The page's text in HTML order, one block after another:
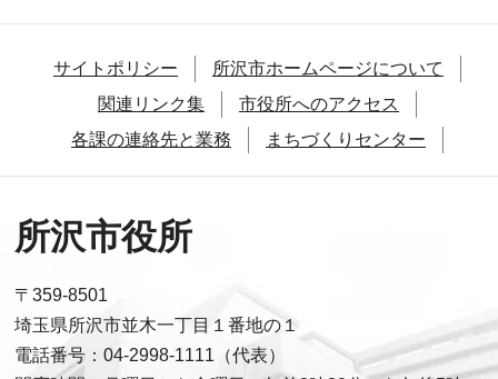
サイトポリシー
所沢市ホームページについて
関連リンク集
市役所へのアクセス
各課の連絡先と業務
まちづくりセンター
所沢市役所
〒359-8501
埼玉県所沢市並木一丁目１番地の１
電話番号：04-2998-1111（代表）